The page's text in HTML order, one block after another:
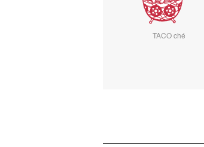
TACO ché